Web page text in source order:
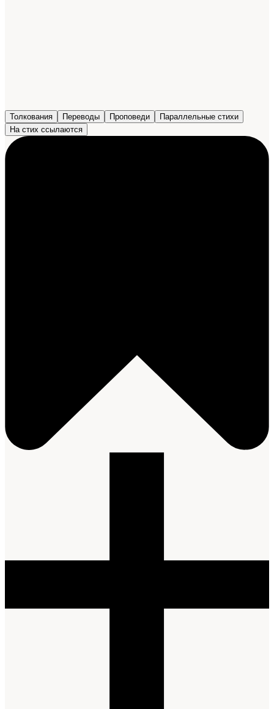
Толкования Переводы Проповеди
Параллельные стихи
На стих ссылаются